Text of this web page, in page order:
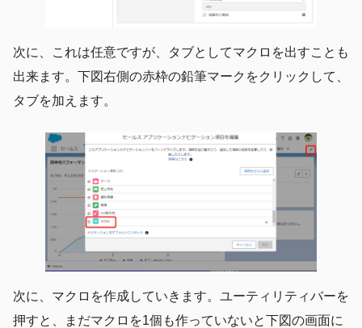
次に、これは任意ですが、タブとしてマクロを出すことも
出来ます。下図右側の赤枠の鉛筆マークをクリックして、
タブを加えます。
次に、マクロを作成していきます。ユーティリティバーを
押すと、まだマクロを1個も作っていないと下図の画面に